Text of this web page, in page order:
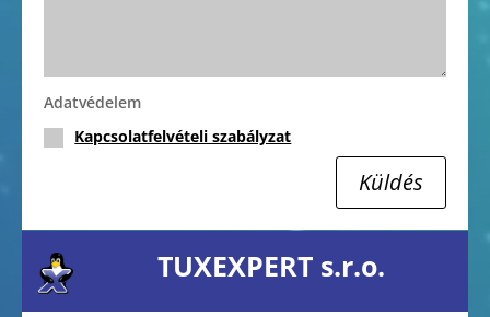
Adatvédelem
Kapcsolatfelvételi szabályzat
Küldés
TUXEXPERT s.r.o.